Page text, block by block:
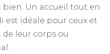
bien. Un accueil tout en
est idéale pour ceux et
leur corps ou